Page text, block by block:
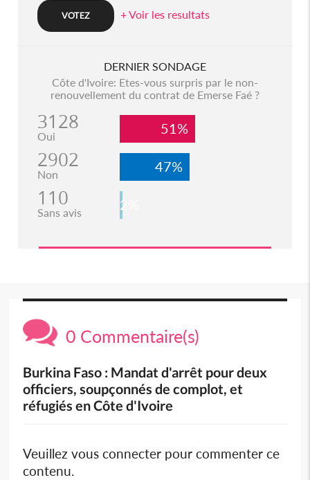
+ Voir les resultats
DERNIER SONDAGE
Côte d'Ivoire: Etes-vous surpris par le non-
renouvellement du contrat de Emerse Faé ?
3128
Oui 51%
2902
Non 47%
110
Sans avis 2%
0 Commentaire(s)
Burkina Faso : Mandat d'arrêt pour deux
officiers, soupçonnés de complot, et
réfugiés en Côte d'Ivoire
Veuillez vous connecter pour commenter ce
contenu.